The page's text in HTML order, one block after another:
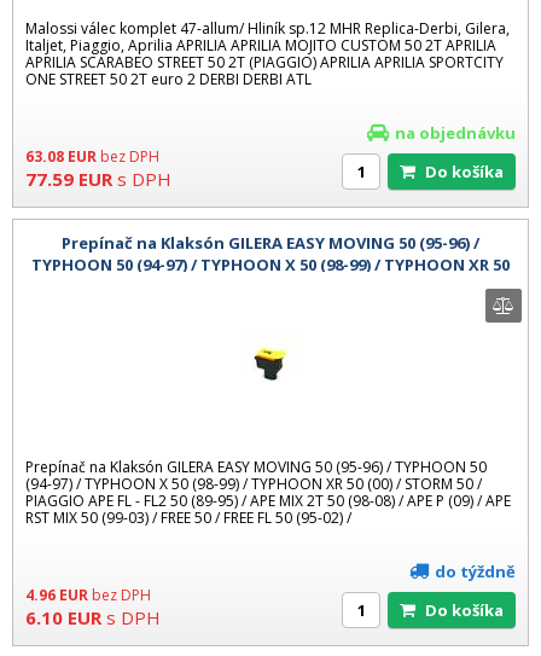
Malossi válec komplet 47-allum/ Hliník sp.12 MHR Replica-Derbi, Gilera,
Italjet, Piaggio, Aprilia APRILIA APRILIA MOJITO CUSTOM 50 2T APRILIA
APRILIA SCARABEO STREET 50 2T (PIAGGIO) APRILIA APRILIA SPORTCITY
ONE STREET 50 2T euro 2 DERBI DERBI ATL
63.08 EUR bez DPH
77.59 EUR s DPH
na objednávku
Do košíka
Prepínač na Klaksón GILERA EASY MOVING 50 (95-96) /
TYPHOON 50 (94-97) / TYPHOON X 50 (98-99) / TYPHOON XR 50
Prepínač na Klaksón GILERA EASY MOVING 50 (95-96) / TYPHOON 50
(94-97) / TYPHOON X 50 (98-99) / TYPHOON XR 50 (00) / STORM 50 /
PIAGGIO APE FL - FL2 50 (89-95) / APE MIX 2T 50 (98-08) / APE P (09) / APE
RST MIX 50 (99-03) / FREE 50 / FREE FL 50 (95-02) /
4.96 EUR bez DPH
6.10 EUR s DPH
do týždně
Do košíka